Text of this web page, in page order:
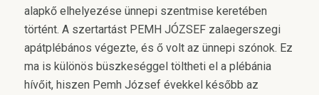
alapkő elhelyezése ünnepi szentmise keretében
történt. A szertartást PEMH JÓZSEF zalaegerszegi
apátplébános végezte, és ő volt az ünnepi szónok. Ez
ma is különös büszkeséggel töltheti el a plébánia
hívőit, hiszen Pemh József évekkel később az